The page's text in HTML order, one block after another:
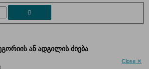
Close ✕
ან ადგილის ძიება